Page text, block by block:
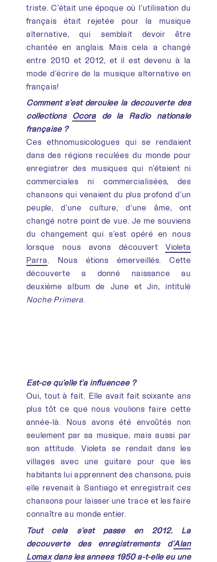
triste. C’était une époque où l’utilisation du
français était rejetée pour la musique
alternative, qui semblait devoir être
chantée en anglais. Mais cela a changé
entre 2010 et 2012, et il est devenu à la
mode d’écrire de la musique alternative en
français!
Comment s’est déroulée la découverte des
collections Ocorade la Radio nationale
française ?
Ces ethnomusicologues qui se rendaient
dans des régions reculées du monde pour
enregistrer des musiques qui n’étaient ni
commerciales ni commercialisées, des
chansons qui venaient du plus profond d’un
peuple, d’une culture, d’une âme, ont
changé notre point de vue. Je me souviens
du changement qui s’est opéré en nous
lorsque nous avons découvert Violeta
Parra. Nous étions émerveillés. Cette
découverte a donné naissance au
deuxième album de June et Jin, intitulé
Noche Primera.
Est-ce qu’elle t’a influencée ?
Oui, tout à fait. Elle avait fait soixante ans
plus tôt ce que nous voulions faire cette
année-là. Nous avons été envoûtés non
seulement par sa musique, mais aussi par
son attitude. Violeta se rendait dans les
villages avec une guitare pour que les
habitants lui apprennent des chansons, puis
elle revenait à Santiago et enregistrait ces
chansons pour laisser une trace et les faire
connaître au monde entier.
Tout cela s’est passé en 2012. La
découverte des enregistrements d’Alan
Lomaxdans les années 1950 a-t-elle eu une